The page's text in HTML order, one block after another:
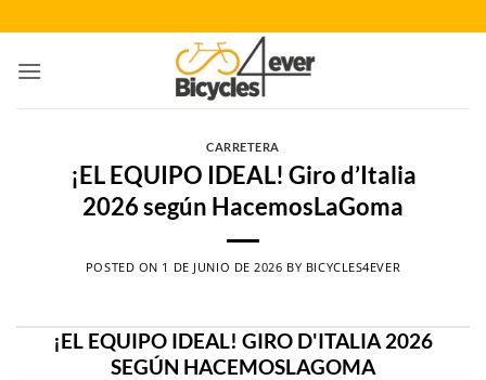
al
contenido
CARRETERA
¡EL EQUIPO IDEAL! Giro d’Italia
2026 según HacemosLaGoma
POSTED ON 1 DE JUNIO DE 2026 BY BICYCLES4EVER
¡EL EQUIPO IDEAL! GIRO D'ITALIA 2026
SEGÚN HACEMOSLAGOMA